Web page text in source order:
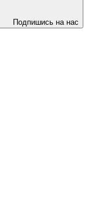
Подпишись на нас